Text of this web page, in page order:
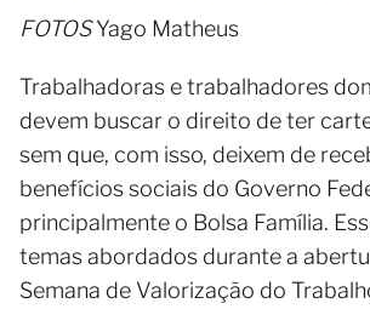
FOTOSYago Matheus
Trabalhadoras e trabalhadores
devem buscar o direito de ter
sem que, com isso, deixem de
benefícios sociais do Governo
principalmente o Bolsa Família.
temas abordados durante a
Semana de Valorização do